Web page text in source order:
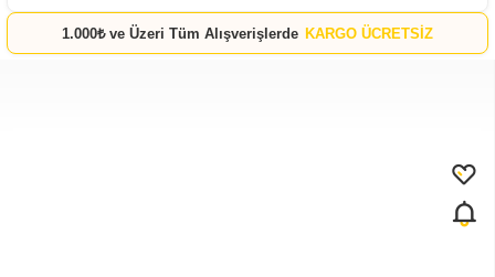
1.000₺ ve Üzeri Tüm Alışverişlerde KARGO ÜCRETSİZ